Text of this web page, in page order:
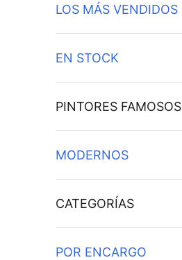
LOS MÁS VENDIDOS
EN STOCK
PINTORES FAMOSOS
MODERNOS
CATEGORÍAS
POR ENCARGO